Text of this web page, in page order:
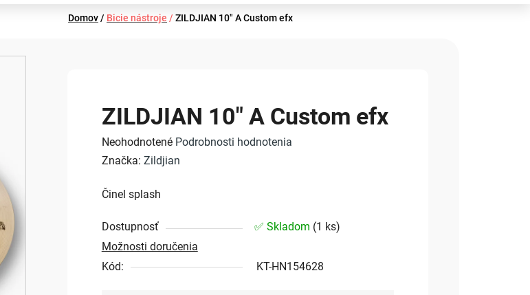
Domov/ Bicie nástroje / ZILDJIAN 10" A Custom efx
ZILDJIAN 10" A Custom efx
Priemerné
hodnotenie
je
z
5
hviezdičiek.
Neohodnotené Podrobnosti hodnotenia
Značka: Zildjian
Činel splash
Dostupnosť ✅ Skladom (1 ks)
Možnosti doručenia
Kód:
KT-HN154628